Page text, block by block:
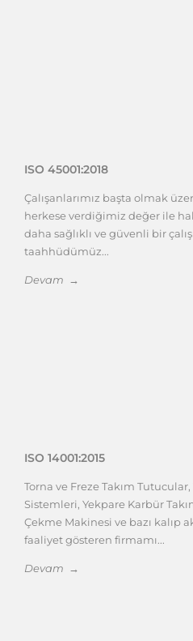
ISO 45001:2018
Çalışanlarımız başta olmak
herkese verdiğimiz değer ile
daha sağlıklı ve güvenli bir
taahhüdümüz...
Devam →
ISO 14001:2015
Torna ve Freze Takım
Sistemleri, Yekpare Karbür
Çekme Makinesi ve bazı kalıp
faaliyet gösteren firmamı...
Devam →